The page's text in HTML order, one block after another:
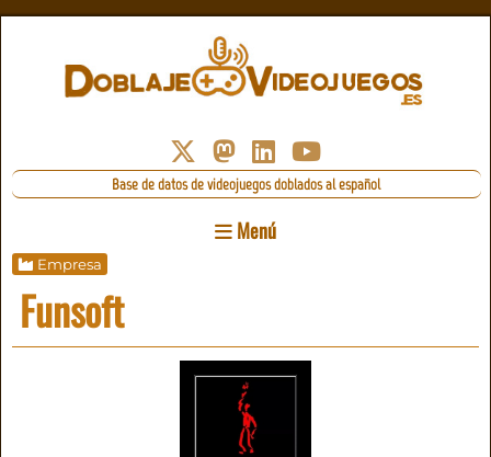
Base de datos de videojuegos doblados al español
Menú
Empresa
Funsoft